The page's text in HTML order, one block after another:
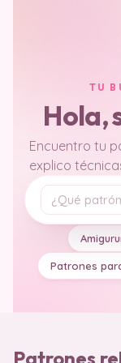
TU
Hola,
Encuentro tu
explico
Tu pregunta
Patrones
Patrones